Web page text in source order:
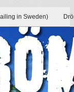
in Sweden)